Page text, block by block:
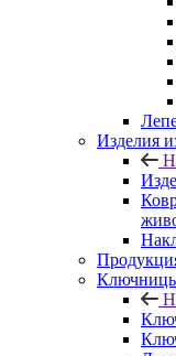
Изделия